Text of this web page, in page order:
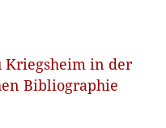
Kriegsheim in der
Bibliographie